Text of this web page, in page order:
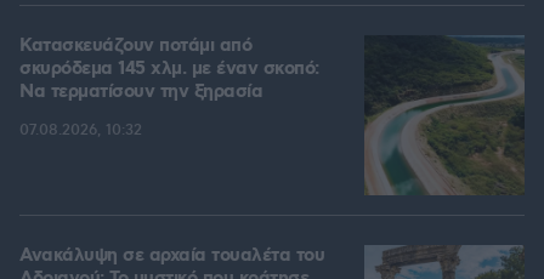
Κατασκευάζουν ποτάμι από
σκυρόδεμα 145 χλμ. με έναν σκοπό:
Να τερματίσουν την ξηρασία
07.08.2026, 10:32
Ανακάλυψη σε αρχαία τουαλέτα του